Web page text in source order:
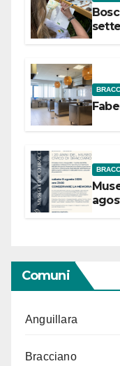
Comuni
Anguillara
Bracciano